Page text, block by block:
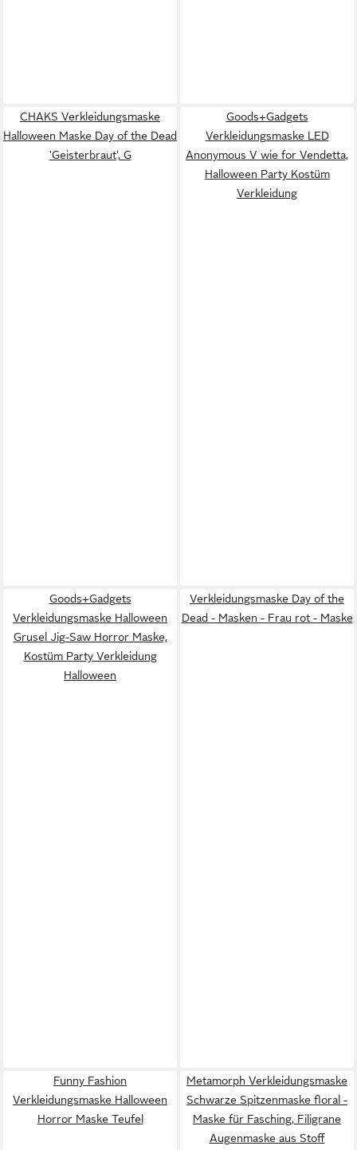
CHAKS Verkleidungsmaske
Halloween Maske Day of the Dead
'Geisterbraut', G
Goods+Gadgets
Verkleidungsmaske LED
Anonymous V wie for Vendetta,
Halloween Party Kostüm
Verkleidung
Goods+Gadgets
Verkleidungsmaske Halloween
Grusel Jig-Saw Horror Maske,
Kostüm Party Verkleidung
Halloween
Verkleidungsmaske Day of the
Dead - Masken - Frau rot - Maske
Funny Fashion
Verkleidungsmaske Halloween
Horror Maske Teufel
Metamorph Verkleidungsmaske
Schwarze Spitzenmaske floral -
Maske für Fasching, Filigrane
Augenmaske aus Stoff